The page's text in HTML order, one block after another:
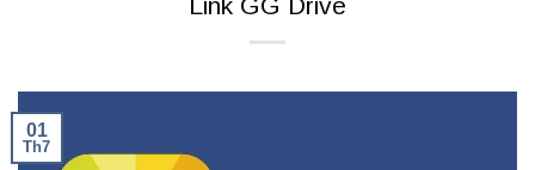
Link GG Drive
01
Th7